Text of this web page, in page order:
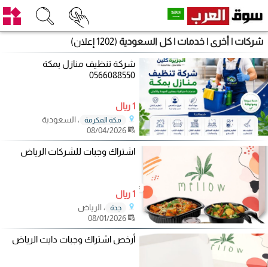
شركات | أخرى | خدمات | كل السعودية (1202 إعلان)
شركة تنظيف منازل بمكة
0566088550
1 ريال
مكة المكرمة
، السعودية
08/04/2026
اشتراك وجبات للشركات الرياض
1 ريال
جدة
، الرياض
08/01/2026
أرخص اشتراك وجبات دايت الرياض